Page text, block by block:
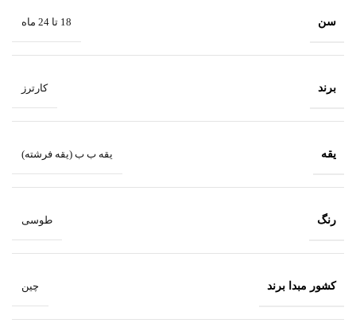
سن 18 تا 24 ماه
برند کارترز
یقه یقه ب ب (یقه فرشته)
رنگ طوسی
کشور مبدا برند چین